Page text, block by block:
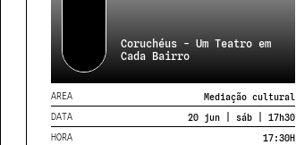
Coruchéus - Um Teatro em
Cada Bairro
AREA
Mediação cultural
DATA
20 jun | sáb | 17h30
HORA
17:30H